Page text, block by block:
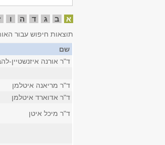
א ב ג ד ה ו
תוצאות חיפוש עבור
שם
ד"ר אורנה איזנשטיין-
ד"ר מריאנה איטלמן
ד"ר אדוארד איטלמן
ד"ר מיכל איטן